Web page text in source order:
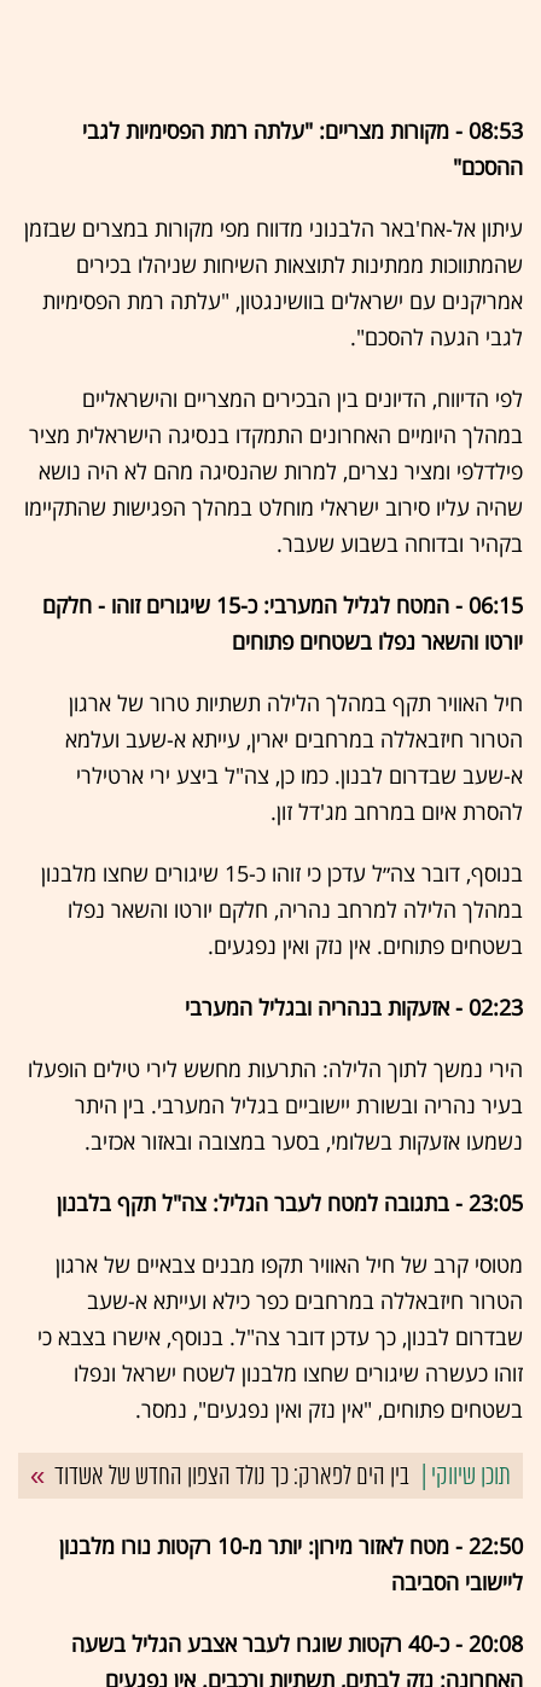
08:53 - מקורות מצריים: "עלתה רמת הפסימיות לגבי
ההסכם"
עיתון אל-אח'באר הלבנוני מדווח מפי מקורות במצרים שבזמן
שהמתווכות ממתינות לתוצאות השיחות שניהלו בכירים
אמריקנים עם ישראלים בוושינגטון, "עלתה רמת הפסימיות
לגבי הגעה להסכם".
לפי הדיווח, הדיונים בין הבכירים המצריים והישראליים
במהלך היומיים האחרונים התמקדו בנסיגה הישראלית מציר
פילדלפי ומציר נצרים, למרות שהנסיגה מהם לא היה נושא
שהיה עליו סירוב ישראלי מוחלט במהלך הפגישות שהתקיימו
בקהיר ובדוחה בשבוע שעבר.
06:15 - המטח לגליל המערבי: כ-15 שיגורים זוהו - חלקם
יורטו והשאר נפלו בשטחים פתוחים
חיל האוויר תקף במהלך הלילה תשתיות טרור של ארגון
הטרור חיזבאללה במרחבים יארין, עייתא א-שעב ועלמא
א-שעב שבדרום לבנון. כמו כן, צה"ל ביצע ירי ארטילרי
להסרת איום במרחב מג'דל זון.
בנוסף, דובר צה״ל עדכן כי זוהו כ-15 שיגורים שחצו מלבנון
במהלך הלילה למרחב נהריה, חלקם יורטו והשאר נפלו
בשטחים פתוחים. אין נזק ואין נפגעים.
02:23 - אזעקות בנהריה ובגליל המערבי
הירי נמשך לתוך הלילה: התרעות מחשש לירי טילים הופעלו
בעיר נהריה ובשורת יישוביים בגליל המערבי. בין היתר
נשמעו אזעקות בשלומי, בסער במצובה ובאזור אכזיב.
23:05 - בתגובה למטח לעבר הגליל: צה"ל תקף בלבנון
מטוסי קרב של חיל האוויר תקפו מבנים צבאיים של ארגון
הטרור חיזבאללה במרחבים כפר כילא ועייתא א-שעב
שבדרום לבנון, כך עדכן דובר צה"ל. בנוסף, אישרו בצבא כי
זוהו כעשרה שיגורים שחצו מלבנון לשטח ישראל ונפלו
בשטחים פתוחים, "אין נזק ואין נפגעים", נמסר.
בין הים לפארק: כך נולד הצפון החדש של אשדוד
22:50 - מטח לאזור מירון: יותר מ-10 רקטות נורו מלבנון
ליישובי הסביבה
20:08 - כ-40 רקטות שוגרו לעבר אצבע הגליל בשעה
האחרונה: נזק לבתים, תשתיות ורכבים. אין נפגעים